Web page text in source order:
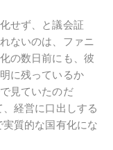
せず、と議会証
ないのは、ファニ
の数日前にも、彼
に残っているか
見ていたのだ
経営に口出しする
質的な国有化にな